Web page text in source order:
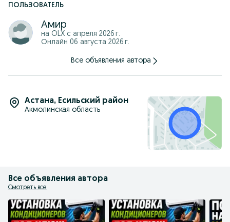
ПОЛЬЗОВАТЕЛЬ
Амир
на OLX с апреля 2026 г.
Онлайн 06 августа 2026 г.
Все объявления автора
Астана, Есильский район
Акмолинская область
Все объявления автора
Смотреть все